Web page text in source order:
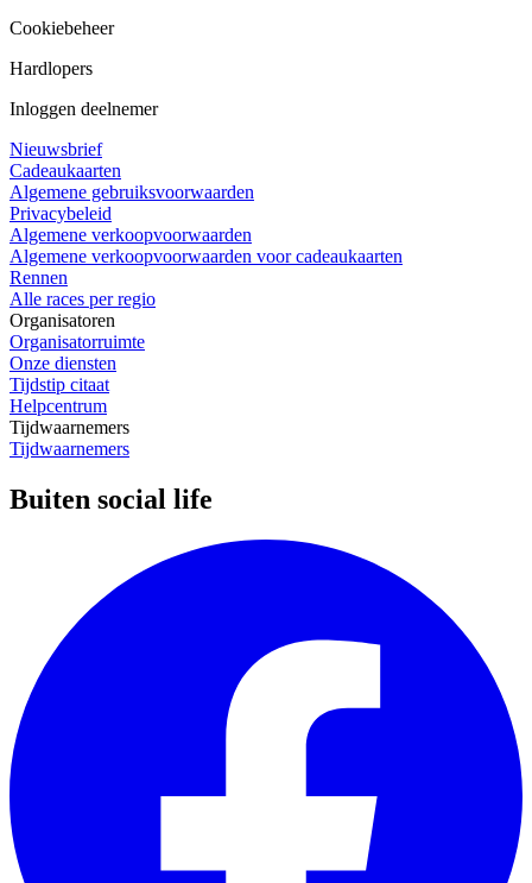
Cookiebeheer
Hardlopers
Inloggen deelnemer
Nieuwsbrief
Cadeaukaarten
Algemene gebruiksvoorwaarden
Privacybeleid
Algemene verkoopvoorwaarden
Algemene verkoopvoorwaarden voor cadeaukaarten
Rennen
Alle races per regio
Organisatoren
Organisatorruimte
Onze diensten
Tijdstip citaat
Helpcentrum
Tijdwaarnemers
Tijdwaarnemers
Buiten social life